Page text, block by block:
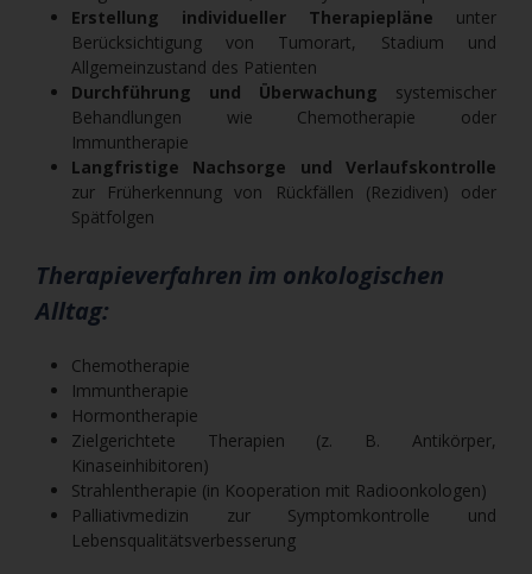
Erstellung individueller Therapiepläne unter
Berücksichtigung von Tumorart, Stadium und
Allgemeinzustand des Patienten
Durchführung und Überwachung systemischer
Behandlungen wie Chemotherapie oder
Immuntherapie
Langfristige Nachsorge und Verlaufskontrolle
zur Früherkennung von Rückfällen (Rezidiven) oder
Spätfolgen
Therapieverfahren im onkologischen
Alltag:
Chemotherapie
Immuntherapie
Hormontherapie
Zielgerichtete Therapien (z. B. Antikörper,
Kinaseinhibitoren)
Strahlentherapie (in Kooperation mit Radioonkologen)
Palliativmedizin zur Symptomkontrolle und
Lebensqualitätsverbesserung